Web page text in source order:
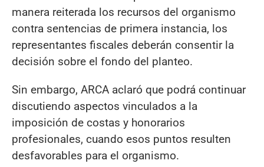
manera reiterada los recursos del organismo
contra sentencias de primera instancia, los
representantes fiscales deberán consentir la
decisión sobre el fondo del planteo.
Sin embargo, ARCA aclaró que podrá continuar
discutiendo aspectos vinculados a la
imposición de costas y honorarios
profesionales, cuando esos puntos resulten
desfavorables para el organismo.